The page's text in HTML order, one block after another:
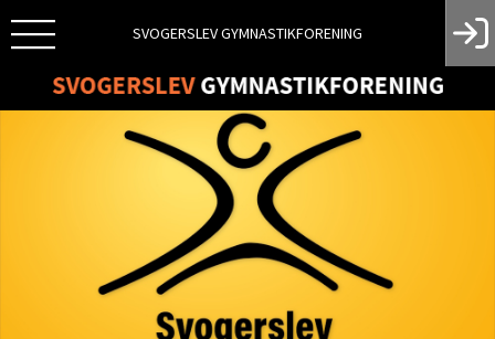
SVOGERSLEV GYMNASTIKFORENING